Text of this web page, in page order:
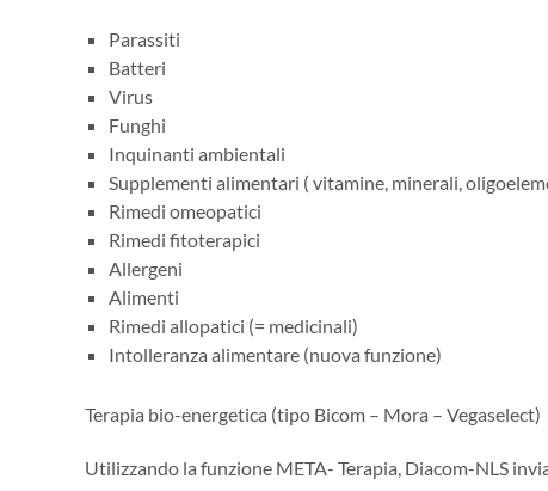
Parassiti
Batteri
Virus
Funghi
Inquinanti ambientali
Supplementi alimentari ( vitamine, minerali,
Rimedi omeopatici
Rimedi fitoterapici
Allergeni
Alimenti
Rimedi allopatici (= medicinali)
Intolleranza alimentare (nuova funzione)
Terapia bio-energetica (tipo Bicom – Mora – Vegaselect)
Utilizzando la funzione META- Terapia, Diacom-NLS